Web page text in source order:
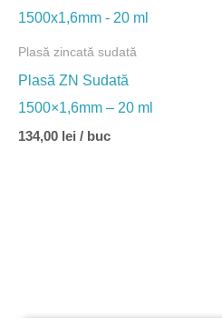
Plasă zincată sudată
Plasă ZN Sudată
1500×1,6mm – 20 ml
134,00 lei / buc